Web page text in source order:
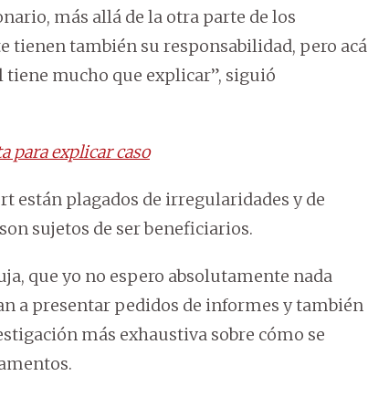
más allá de la otra parte de los
tienen también su responsabilidad, pero acá
mucho que explicar”, siguió
para explicar caso
están plagados de irregularidades y de
sujetos de ser beneficiarios.
que yo no espero absolutamente nada
a presentar pedidos de informes y también
más exhaustiva sobre cómo se